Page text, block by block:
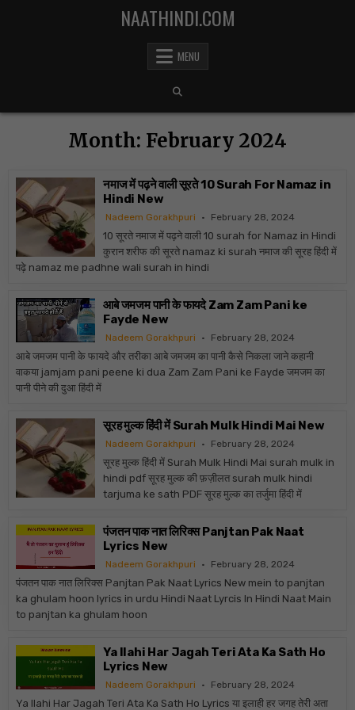
NAATHINDI.COM
MENU
Month: February 2024
नमाज में पढ़ने वाली सूरते 10 Surah For Namaz in
Hindi New
Nadeem Gorakhpuri February 28, 2024
10 सूरते नमाज में पढ़ने वाली 10 surah for Namaz in Hindi
कुरान शरीफ की सूरते namaz ki surah नमाज की सूरह हिंदी में
पढ़े namaz me padhne wali surah in hindi
आबे जमजम पानी के फायदे Zam Zam Pani ke
Fayde New
Nadeem Gorakhpuri February 28, 2024
आबे जमजम पानी के फायदे और तरीका आबे जमजम का पानी कैसे निकला जाने कहानी
वाकया jamjam pani peene ki dua Zam Zam Pani ke Fayde जमजम का
पानी पीने की दुआ हिंदी में
सूरह मुल्क हिंदी में Surah Mulk Hindi Mai New
Nadeem Gorakhpuri February 28, 2024
सूरह मुल्क हिंदी में Surah Mulk Hindi Mai surah mulk in
hindi pdf सूरह मुल्क की फ़ज़ीलत surah mulk hindi
tarjuma ke sath PDF सूरह मुल्क का तर्जुमा हिंदी में
पंजतन पाक नात लिरिक्स Panjtan Pak Naat
Lyrics New
Nadeem Gorakhpuri February 28, 2024
पंजतन पाक नात लिरिक्स Panjtan Pak Naat Lyrics New mein to panjtan
ka ghulam hoon lyrics in urdu Hindi Naat Lyrcis In Hindi Naat Main
to panjtan ka ghulam hoon
Ya Ilahi Har Jagah Teri Ata Ka Sath Ho
Lyrics New
Nadeem Gorakhpuri February 28, 2024
Ya Ilahi Har Jagah Teri Ata Ka Sath Ho Lyrics या इलाही हर जगह तेरी अता